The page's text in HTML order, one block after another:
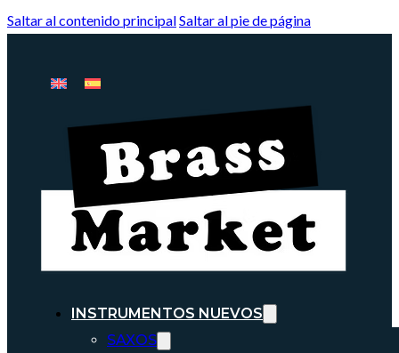
Saltar al contenido principalSaltar al pie de página
INSTRUMENTOS NUEVOS
SAXOS